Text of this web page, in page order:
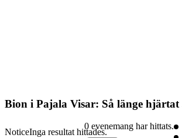
Bion i Pajala Visar: Så länge hjärtat
0 evenemang har hittats.
NoticeInga resultat hittades.